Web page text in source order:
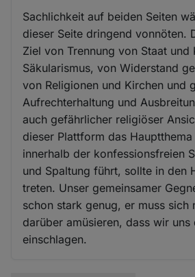
Sachlichkeit auf beiden Seiten
dieser Seite dringend vonnöten.
Ziel von Trennung von Staat und
Säkularismus, von Widerstand
von Religionen und Kirchen und
Aufrechterhaltung und
auch gefährlicher religiöser
dieser Plattform das
innerhalb der konfessionsfreien
und Spaltung führt, sollte in den
treten. Unser gemeinsamer
schon stark genug, er muss sich
darüber amüsieren, dass wir uns
einschlagen.